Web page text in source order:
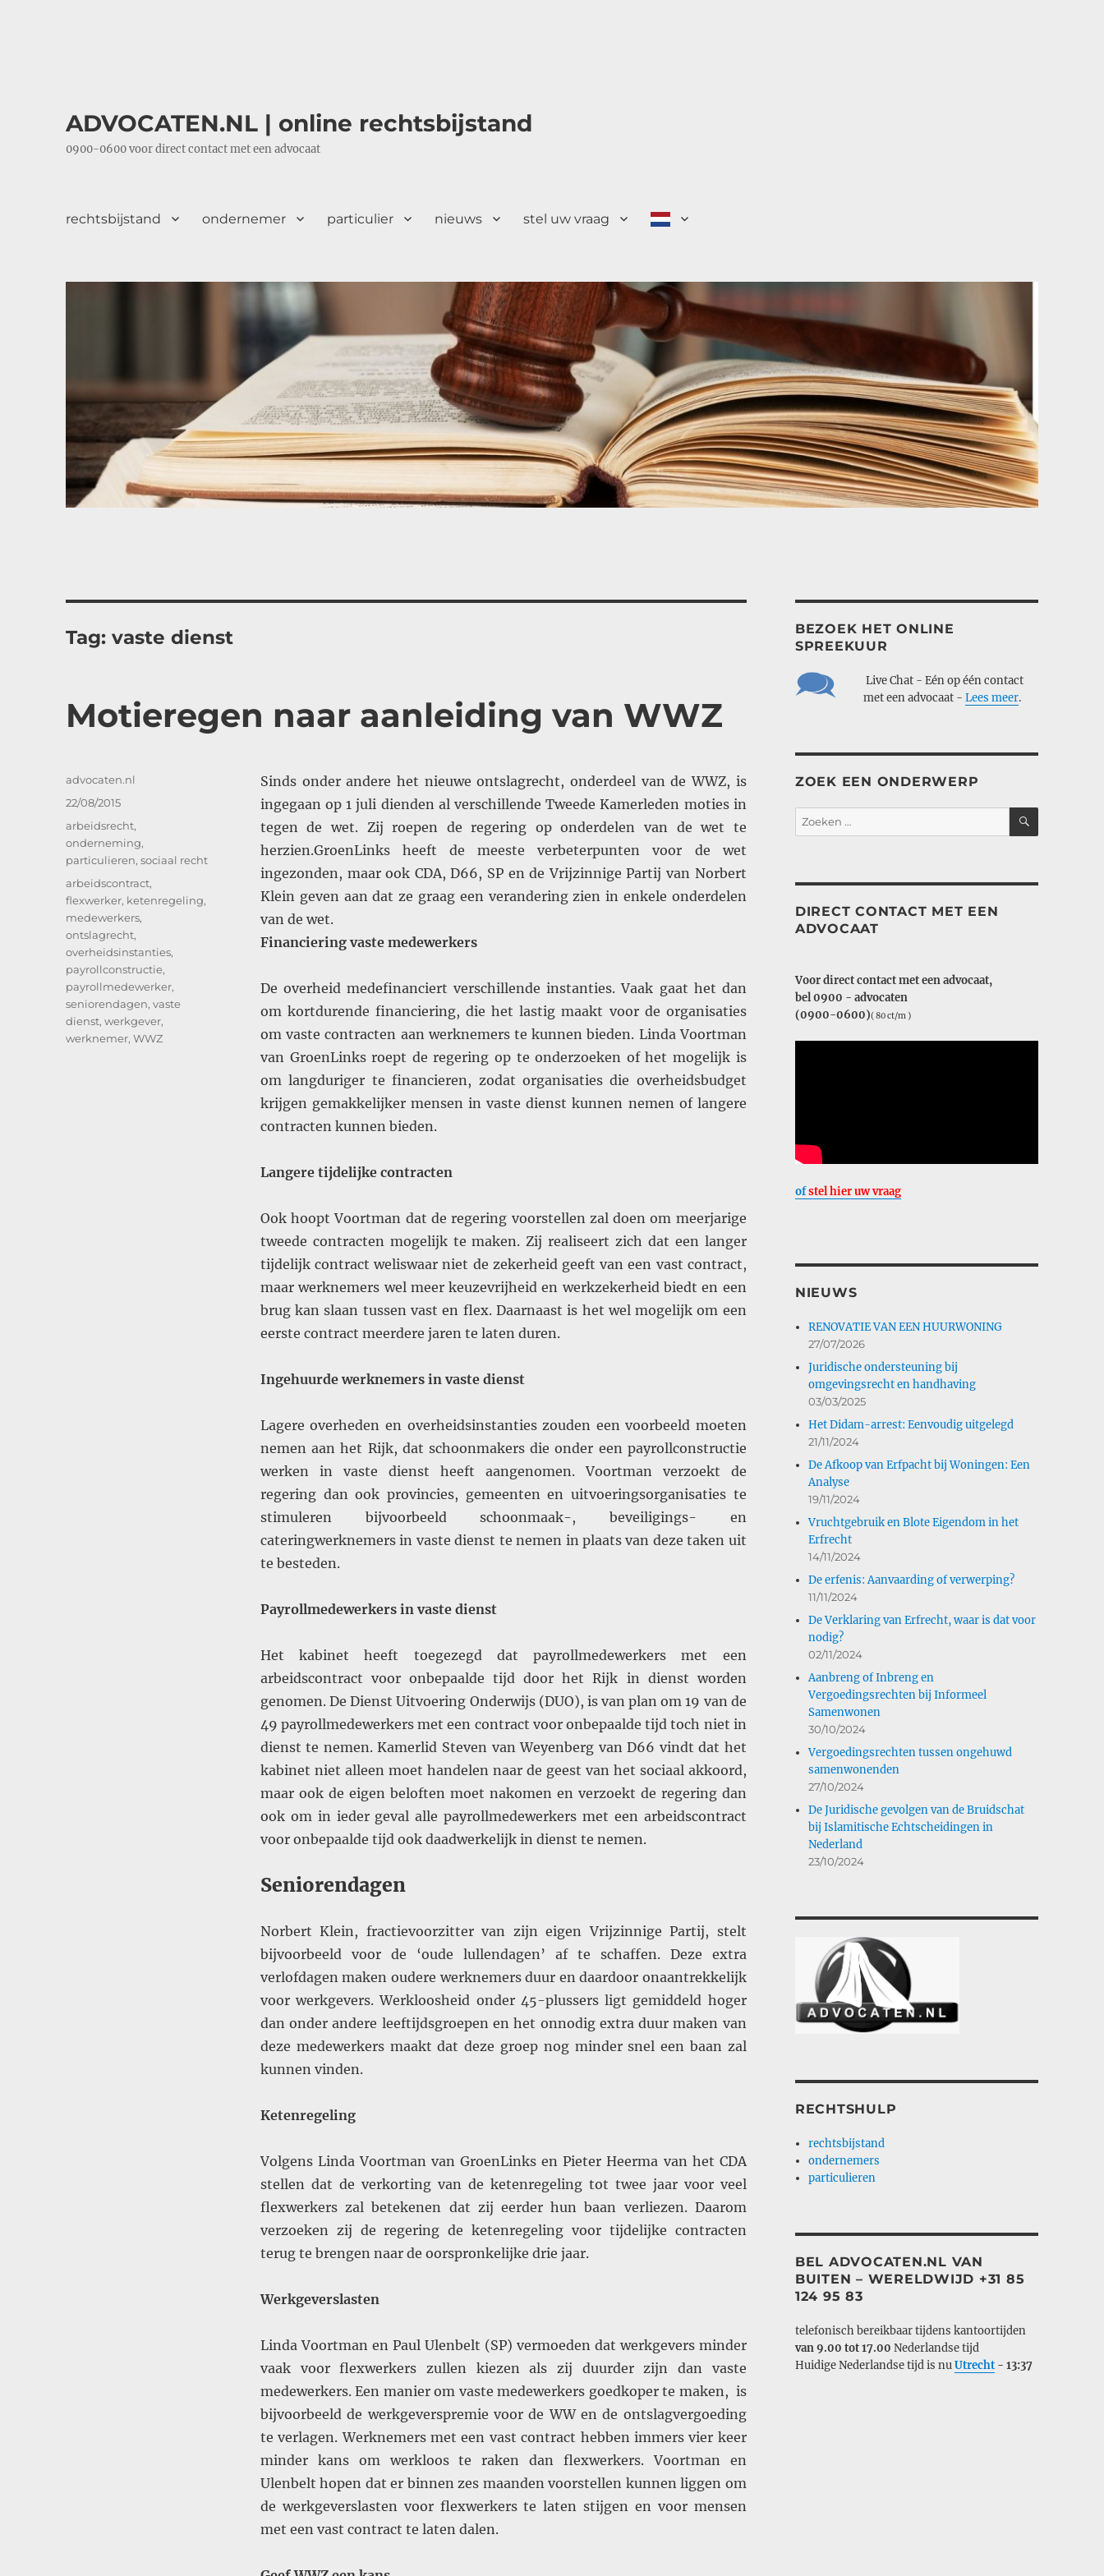
ADVOCATEN.NL | online rechtsbijstand
0900-0600 voor direct contact met een advocaat
rechtsbijstand ondernemer particulier nieuws stel uw vraag
Tag:vaste dienst
Motieregen naar aanleiding van WWZ
Sinds onder andere het nieuwe ontslagrecht, onderdeel van de WWZ, is
ingegaan op 1 juli dienden al verschillende Tweede Kamerleden moties in
tegen de wet. Zij roepen de regering op onderdelen van de wet te
herzien.GroenLinks heeft de meeste verbeterpunten voor de wet
ingezonden, maar ook CDA, D66, SP en de Vrijzinnige Partij van Norbert
Klein geven aan dat ze graag een verandering zien in enkele onderdelen
van de wet.
Financiering vaste medewerkers
De overheid medefinanciert verschillende instanties. Vaak gaat het dan
om kortdurende financiering, die het lastig maakt voor de organisaties
om vaste contracten aan werknemers te kunnen bieden. Linda Voortman
van GroenLinks roept de regering op te onderzoeken of het mogelijk is
om langduriger te financieren, zodat organisaties die overheidsbudget
krijgen gemakkelijker mensen in vaste dienst kunnen nemen of langere
contracten kunnen bieden.
Langere tijdelijke contracten
Ook hoopt Voortman dat de regering voorstellen zal doen om meerjarige
tweede contracten mogelijk te maken. Zij realiseert zich dat een langer
tijdelijk contract weliswaar niet de zekerheid geeft van een vast contract,
maar werknemers wel meer keuzevrijheid en werkzekerheid biedt en een
brug kan slaan tussen vast en flex. Daarnaast is het wel mogelijk om een
eerste contract meerdere jaren te laten duren.
Ingehuurde werknemers in vaste dienst
Lagere overheden en overheidsinstanties zouden een voorbeeld moeten
nemen aan het Rijk, dat schoonmakers die onder een payrollconstructie
werken in vaste dienst heeft aangenomen. Voortman verzoekt de
regering dan ook provincies, gemeenten en uitvoeringsorganisaties te
stimuleren bijvoorbeeld schoonmaak-, beveiligings- en
cateringwerknemers in vaste dienst te nemen in plaats van deze taken uit
te besteden.
Payrollmedewerkers in vaste dienst
Het kabinet heeft toegezegd dat payrollmedewerkers met een
arbeidscontract voor onbepaalde tijd door het Rijk in dienst worden
genomen. De Dienst Uitvoering Onderwijs (DUO), is van plan om 19 van de
49 payrollmedewerkers met een contract voor onbepaalde tijd toch niet in
dienst te nemen. Kamerlid Steven van Weyenberg van D66 vindt dat het
kabinet niet alleen moet handelen naar de geest van het sociaal akkoord,
maar ook de eigen beloften moet nakomen en verzoekt de regering dan
ook om in ieder geval alle payrollmedewerkers met een arbeidscontract
voor onbepaalde tijd ook daadwerkelijk in dienst te nemen.
Seniorendagen
Norbert Klein, fractievoorzitter van zijn eigen Vrijzinnige Partij, stelt
bijvoorbeeld voor de ‘oude lullendagen’ af te schaffen. Deze extra
verlofdagen maken oudere werknemers duur en daardoor onaantrekkelijk
voor werkgevers. Werkloosheid onder 45-plussers ligt gemiddeld hoger
dan onder andere leeftijdsgroepen en het onnodig extra duur maken van
deze medewerkers maakt dat deze groep nog minder snel een baan zal
kunnen vinden.
Ketenregeling
Volgens Linda Voortman van GroenLinks en Pieter Heerma van het CDA
stellen dat de verkorting van de ketenregeling tot twee jaar voor veel
flexwerkers zal betekenen dat zij eerder hun baan verliezen. Daarom
verzoeken zij de regering de ketenregeling voor tijdelijke contracten
terug te brengen naar de oorspronkelijke drie jaar.
Werkgeverslasten
Linda Voortman en Paul Ulenbelt (SP) vermoeden dat werkgevers minder
vaak voor flexwerkers zullen kiezen als zij duurder zijn dan vaste
medewerkers. Een manier om vaste medewerkers goedkoper te maken, is
bijvoorbeeld de werkgeverspremie voor de WW en de ontslagvergoeding
te verlagen. Werknemers met een vast contract hebben immers vier keer
minder kans om werkloos te raken dan flexwerkers. Voortman en
Ulenbelt hopen dat er binnen zes maanden voorstellen kunnen liggen om
de werkgeverslasten voor flexwerkers te laten stijgen en voor mensen
met een vast contract te laten dalen.
Auteur
advocaten.nl
Geplaatst
op
22/08/2015
Categorieën
arbeidsrecht,
onderneming,
particulieren,sociaal recht
Tags
arbeidscontract,
flexwerker, ketenregeling,
medewerkers,
ontslagrecht,
overheidsinstanties,
payrollconstructie,
payrollmedewerker,
seniorendagen,vaste
dienst,werkgever,
werknemer,WWZ
BEZOEK HET ONLINE
SPREEKUUR
Live Chat - Eén op één contact
met een advocaat - Lees meer.
ZOEK EEN ONDERWERP
Zoeken
naar:
ZOEKEN
DIRECT CONTACT MET EEN
ADVOCAAT
Voor direct contact met een advocaat,
bel 0900 - advocaten
(0900-0600)( 80 ct/m )
ofstel hier uw vraag
NIEUWS
RENOVATIE VAN EEN HUURWONING
27/07/2026
Juridische ondersteuning bij
omgevingsrecht en handhaving
03/03/2025
Het Didam-arrest: Eenvoudig uitgelegd
21/11/2024
De Afkoop van Erfpacht bij Woningen: Een
Analyse
19/11/2024
Vruchtgebruik en Blote Eigendom in het
Erfrecht
14/11/2024
De erfenis: Aanvaarding of verwerping?
11/11/2024
De Verklaring van Erfrecht, waar is dat voor
nodig?
02/11/2024
Aanbreng of Inbreng en
Vergoedingsrechten bij Informeel
Samenwonen
30/10/2024
Vergoedingsrechten tussen ongehuwd
samenwonenden
27/10/2024
De Juridische gevolgen van de Bruidschat
bij Islamitische Echtscheidingen in
Nederland
23/10/2024
RECHTSHULP
rechtsbijstand
ondernemers
particulieren
BEL ADVOCATEN.NL VAN
BUITEN – WERELDWIJD +31 85
124 95 83
telefonisch bereikbaar tijdens kantoortijden
van 9.00 tot 17.00 Nederlandse tijd
Huidige Nederlandse tijd is nuUtrecht- 13:37